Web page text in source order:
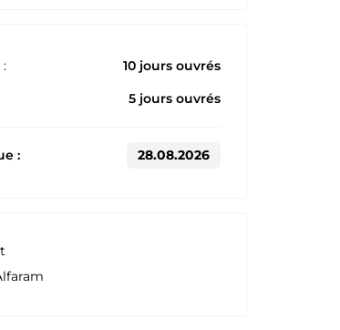
10 jours ouvrés
5 jours ouvrés
: 28.08.2026